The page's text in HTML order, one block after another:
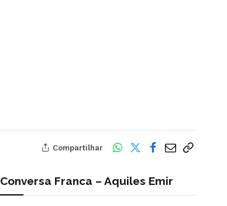
Compartilhar
Conversa Franca – Aquiles Emir